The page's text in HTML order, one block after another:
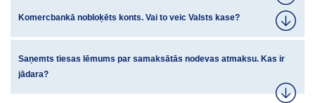
Komercbankā nobloķēts konts. Vai to veic Valsts kase?
Saņemts tiesas lēmums par samaksātās nodevas atmaksu. Kas ir
jādara?